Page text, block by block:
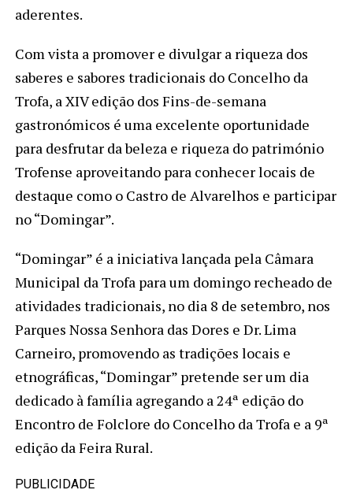
aderentes.
Com vista a promover e divulgar a riqueza dos
saberes e sabores tradicionais do Concelho da
Trofa, a XIV edição dos Fins-de-semana
gastronómicos é uma excelente oportunidade
para desfrutar da beleza e riqueza do património
Trofense aproveitando para conhecer locais de
destaque como o Castro de Alvarelhos e participar
no “Domingar”.
“Domingar” é a iniciativa lançada pela Câmara
Municipal da Trofa para um domingo recheado de
atividades tradicionais, no dia 8 de setembro, nos
Parques Nossa Senhora das Dores e Dr. Lima
Carneiro, promovendo as tradições locais e
etnográficas, “Domingar” pretende ser um dia
dedicado à família agregando a 24ª edição do
Encontro de Folclore do Concelho da Trofa e a 9ª
edição da Feira Rural.
PUBLICIDADE